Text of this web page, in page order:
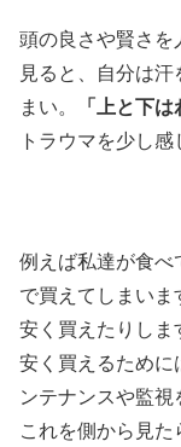
頭の良さや賢さを
見ると、自分は
まい。
「上と下
トラウマを少し感
例えば私達が食べ
で買えてしまいま
安く買えたりしま
安く買えるために
ンテナンスや監視
これを側から見